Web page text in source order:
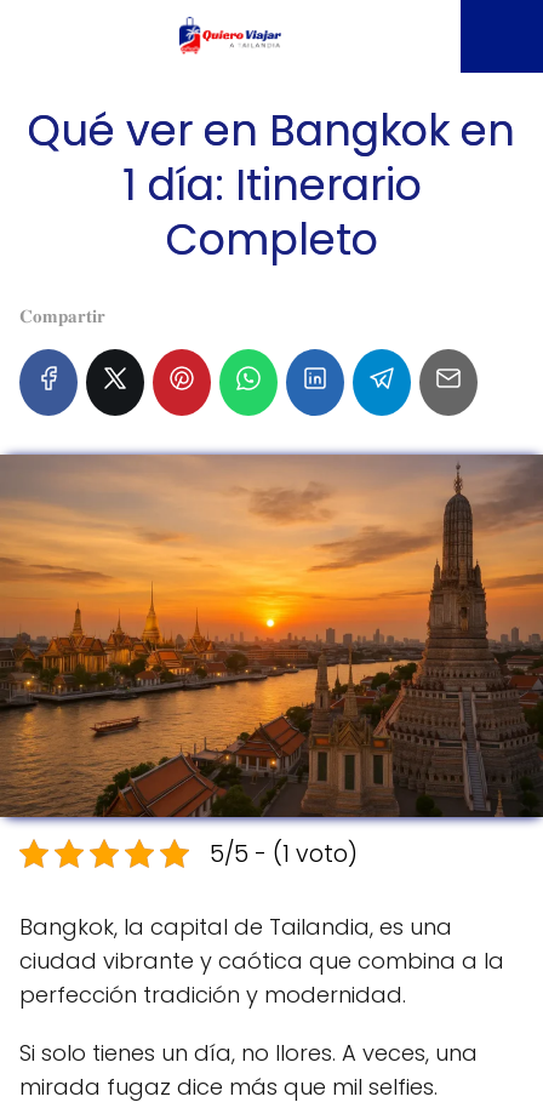
Qué ver en Bangkok en
1 día: Itinerario
Completo
𝐂𝐨𝐦𝐩𝐚𝐫𝐭𝐢𝐫
5/5 - (1 voto)
Bangkok, la capital de Tailandia, es una
ciudad vibrante y caótica que combina a la
perfección tradición y modernidad.
Si solo tienes un día, no llores. A veces, una
mirada fugaz dice más que mil selfies.